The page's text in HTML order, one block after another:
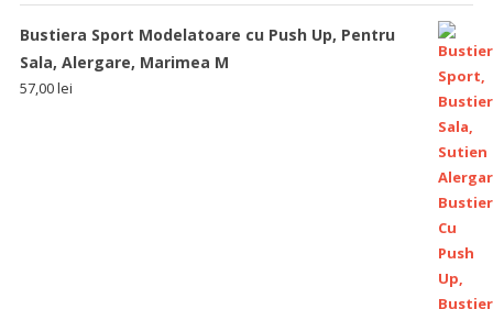
Bustiera Sport Modelatoare cu Push Up, Pentru
Sala, Alergare, Marimea M
57,00lei